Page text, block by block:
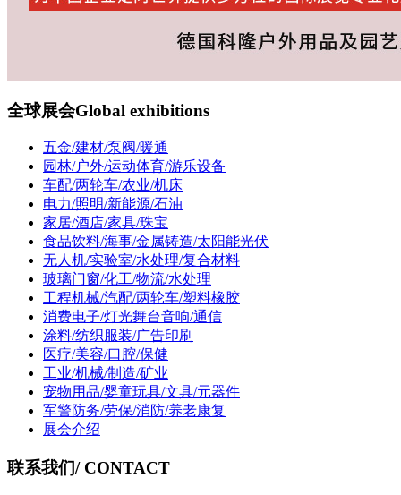
全球展会Global exhibitions
五金/建材/泵阀/暖通
园林/户外/运动体育/游乐设备
车配/两轮车/农业/机床
电力/照明/新能源/石油
家居/酒店/家具/珠宝
食品饮料/海事/金属铸造/太阳能光伏
无人机/实验室/水处理/复合材料
玻璃门窗/化工/物流/水处理
工程机械/汽配/两轮车/塑料橡胶
消费电子/灯光舞台音响/通信
涂料/纺织服装/广告印刷
医疗/美容/口腔/保健
工业/机械/制造/矿业
宠物用品/婴童玩具/文具/元器件
军警防务/劳保/消防/养老康复
展会介绍
联系我们/ CONTACT